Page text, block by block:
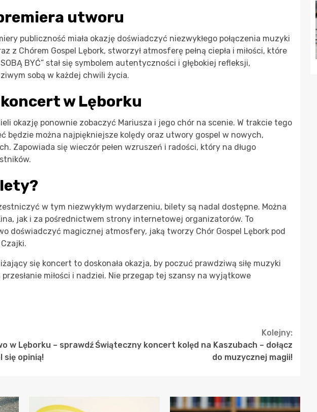
utworu
publiczność miała okazję doświadczyć niezwykłego połączenia muzyki
z Chórem Gospel Lębork, stworzył atmosferę pełną ciepła i miłości, które
BYĆ” stał się symbolem autentyczności i głębokiej refleksji,
sobą w każdej chwili życia.
w Lęborku
okazję ponownie zobaczyć Mariusza i jego chór na scenie. W trakcie tego
będzie można najpiękniejsze kolędy oraz utwory gospel w nowych,
Zapowiada się wieczór pełen wzruszeń i radości, który na długo
w tym niezwykłym wydarzeniu, bilety są nadal dostępne. Można
jak i za pośrednictwem strony internetowej organizatorów. To
doświadczyć magicznej atmosfery, jaką tworzy Chór Gospel Lębork pod
się koncert to doskonała okazja, by poczuć prawdziwą siłę muzyki
miłości i nadziei. Nie przegap tej szansy na wyjątkowe
w Lęborku – sprawdź
się opinią!
Kolejny:
Świąteczny koncert kolęd na Kaszubach – dołącz
do muzycznej magii!